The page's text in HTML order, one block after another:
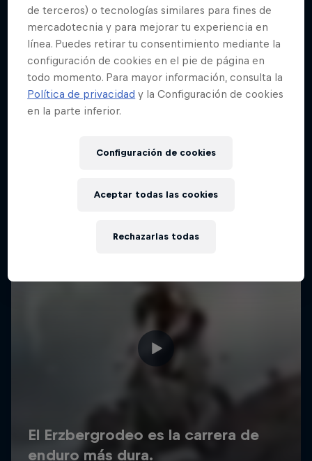
de terceros) o tecnologías similares para fines de
mercadotecnia y para mejorar tu experiencia en
línea. Puedes retirar tu consentimiento mediante la
configuración de cookies en el pie de página en
todo momento. Para mayor información, consulta la
Política de privacidad y la Configuración de cookies
en la parte inferior.
Configuración de cookies
Rechazarlas todas
Aceptar todas las cookies